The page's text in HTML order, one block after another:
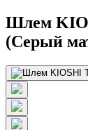
Шлем
(Серый